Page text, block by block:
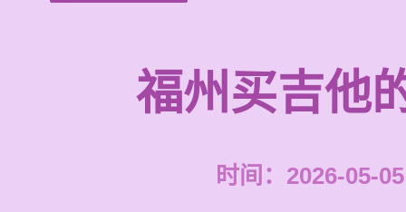
福州买吉他
时间：2026-05-